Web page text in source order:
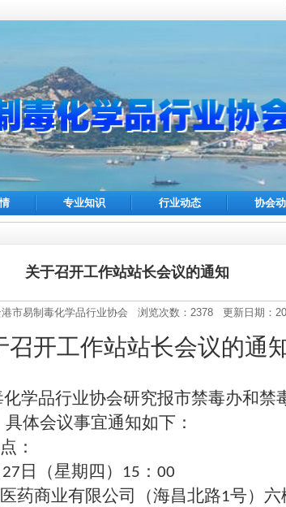
专业知识 行业动态 协会
关于召开工作站站长会议的通知
港市易制毒化学品行业协会 浏览次数：2378 更新日期：
召开工作站站长会议的通
学品行业协会研究报市禁毒办和禁
体会议事宜通知如下：
：
27 日（星期四） 15 ： 00
药商业有限公司（海昌北路1号）六